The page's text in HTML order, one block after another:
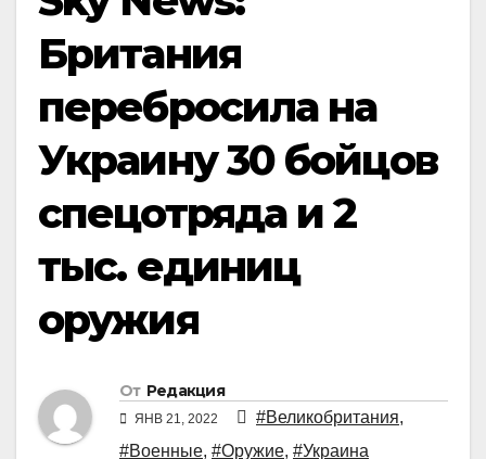
Британия
перебросила на
Украину 30 бойцов
спецотряда и 2
тыс. единиц
оружия
От Редакция
ЯНВ 21, 2022 #Великобритания,
#Военные, #Оружие, #Украина